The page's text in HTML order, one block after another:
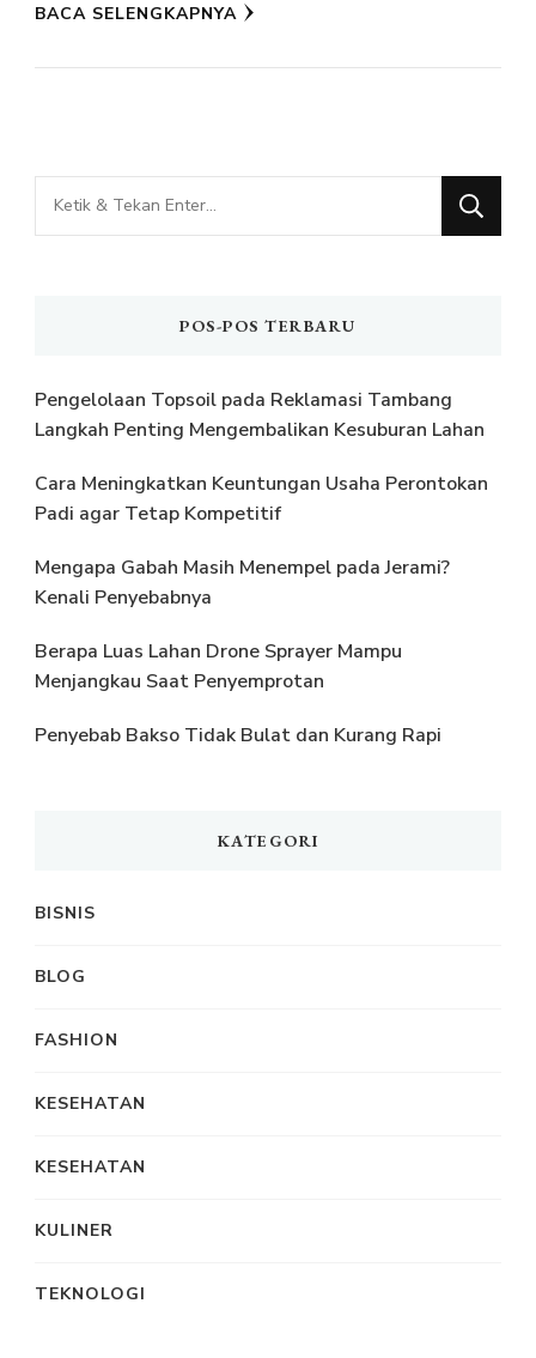
BACA SELENGKAPNYA
Mencari
Sesuatu?
POS-POS TERBARU
Pengelolaan Topsoil pada Reklamasi Tambang
Langkah Penting Mengembalikan Kesuburan Lahan
Cara Meningkatkan Keuntungan Usaha Perontokan
Padi agar Tetap Kompetitif
Mengapa Gabah Masih Menempel pada Jerami?
Kenali Penyebabnya
Berapa Luas Lahan Drone Sprayer Mampu
Menjangkau Saat Penyemprotan
Penyebab Bakso Tidak Bulat dan Kurang Rapi
KATEGORI
BISNIS
BLOG
FASHION
KESEHATAN
KESEHATAN
KULINER
TEKNOLOGI